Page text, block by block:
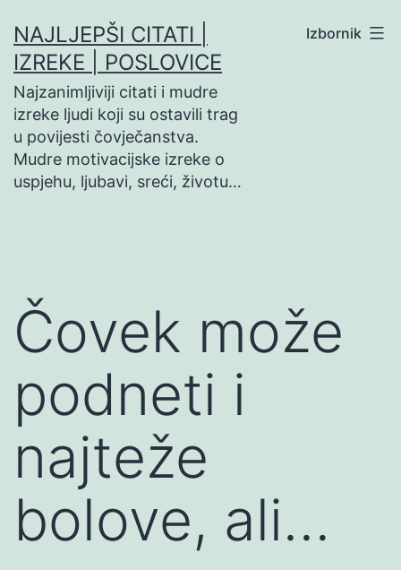
na
sadržaj
NAJLJEPŠI CITATI |
IZREKE | POSLOVICE
Najzanimljiviji citati i mudre
izreke ljudi koji su ostavili trag
u povijesti čovječanstva.
Mudre motivacijske izreke o
uspjehu, ljubavi, sreći, životu…
Izbornik
Čovek može
podneti i
najteže
bolove, ali…